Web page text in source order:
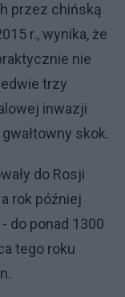
przez chińską
r., wynika, że
nie
trzy
inwazji
skok.
do Rosji
rok później
do ponad 1300
tego roku